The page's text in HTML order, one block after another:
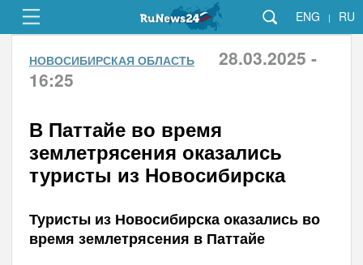
ENG | RU
НОВОСИБИРСКАЯ ОБЛАСТЬ
28.03.2025 -
16:25
В Паттайе во время
землетрясения оказались
туристы из Новосибирска
Туристы из Новосибирска оказались во
время землетрясения в Паттайе